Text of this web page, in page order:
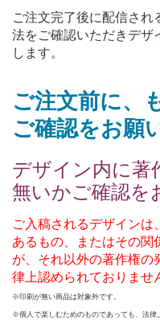
ご注文完了後に配信され
法をご確認いただきデザ
します。
ご注文前に、
ご確認をお願
デザイン内に著
無いかご確認を
ご入稿されるデザインは
あるもの、またはその関
が、それ以外の著作権の
律上認められておりませ
※印刷が無い商品は対象外です。
※個人で楽しむためのものであっても、法律